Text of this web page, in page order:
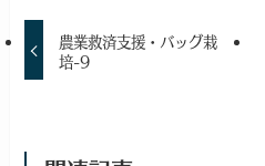
農業救済支援・バッグ栽
培-9